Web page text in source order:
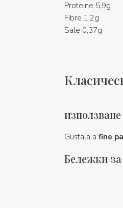
Proteine 5,9g
Fibre 1,2g
Sale 0,37g
Gustala a fine
Бележки